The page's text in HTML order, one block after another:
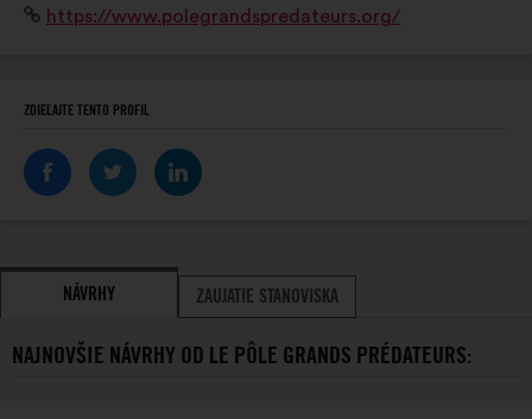
pour aller sur le chemin d'une cohabitation réussie
Internetová
https://www.polegrandspredateurs.org/
ZDIEĽAJTE TENTO PROFIL
NÁVRHY ZAUJATIE STANOVISKA
NAJNOVŠIE NÁVRHY OD LE PÔLE GRANDS PRÉDATEURS: